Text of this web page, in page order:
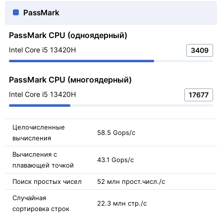
PassMark
PassMark CPU (одноядерный)
Intel Core i5 13420H 3409
PassMark CPU (многоядерный)
Intel Core i5 13420H 17677
Целочисленные
вычисления
58.5 Gops/с
Вычисления с
плавающей точкой
43.1 Gops/с
Поиск простых чисел 52 млн прост.числ./с
Случайная
сортировка строк
22.3 млн стр./с